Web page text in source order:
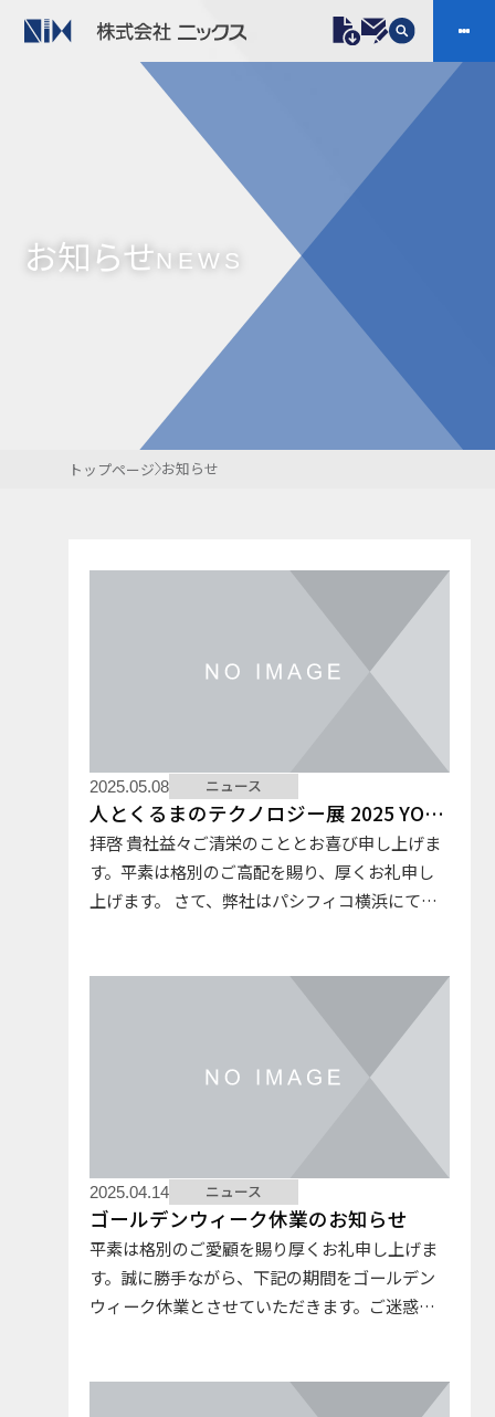
プラスチックファスナー 機構部品
ケーブルマーカー
樹脂継手、配管施工
防虫忌避製品ARINIX
プリント基板実装関連
会社案内
IR
お問い合わせ 開発・導入実績
よくあるご質問
環境負荷物質調
利用規約
個人情報保護方
お知らせNEWS
トップページ お知らせ
2025.05.08 ニュース
人とくるまのテクノロジー展 2025 YOKOHAMA 出展のご案内
拝啓 貴社益々ご清栄のこととお喜び申し上げま
す。平素は格別のご高配を賜り、厚くお礼申し
上げます。 さて、弊社はパシフィコ横浜にて開
2025.04.14 ニュース
ゴールデンウィーク休業のお知らせ
平素は格別のご愛顧を賜り厚くお礼申し上げま
す。誠に勝手ながら、下記の期間をゴールデン
ウィーク休業とさせていただきます。ご迷惑を